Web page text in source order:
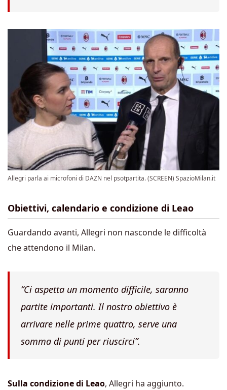
Allegri parla ai microfoni di DAZN nel psotpartita. (SCREEN) SpazioMilan.it
Obiettivi, calendario e condizione di Leao
Guardando avanti, Allegri non nasconde le difficoltà
che attendono il Milan.
“Ci aspetta un momento difficile, saranno
partite importanti.Il nostro obiettivo è
arrivare nelle prime quattro, serve una
somma di punti per riuscirci”.
Sulla condizione di Leao, Allegri ha aggiunto.